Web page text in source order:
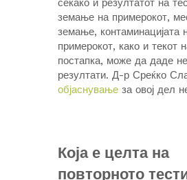
секако и резултатот на
земање на примерокот,
земање, контаминацијата
примерокот, како и текот
постапка, може да даде
резултати. Д-р Среќко
објаснување за овој дел
Која е целта на
повторното